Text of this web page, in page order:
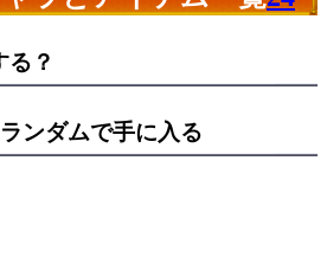
る？
ンダムで手に入る